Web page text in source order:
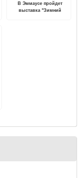
В Эммаусе пройдет
выставка "Зимний